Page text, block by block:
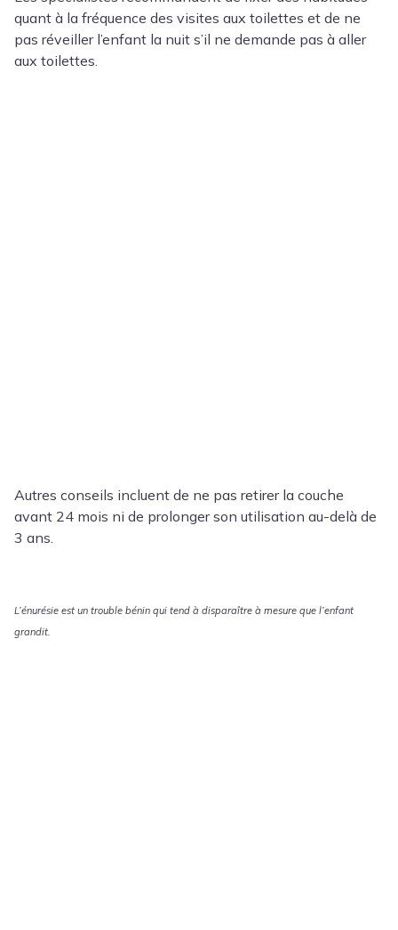
quant à la fréquence des visites aux toilettes et de ne
pas réveiller l’enfant la nuit s’il ne demande pas à aller
aux toilettes.
Autres conseils incluent de ne pas retirer la couche
avant 24 mois ni de prolonger son utilisation au-delà de
3 ans.
L’énurésie est un trouble bénin qui tend à disparaître à mesure que l’enfant
grandit.